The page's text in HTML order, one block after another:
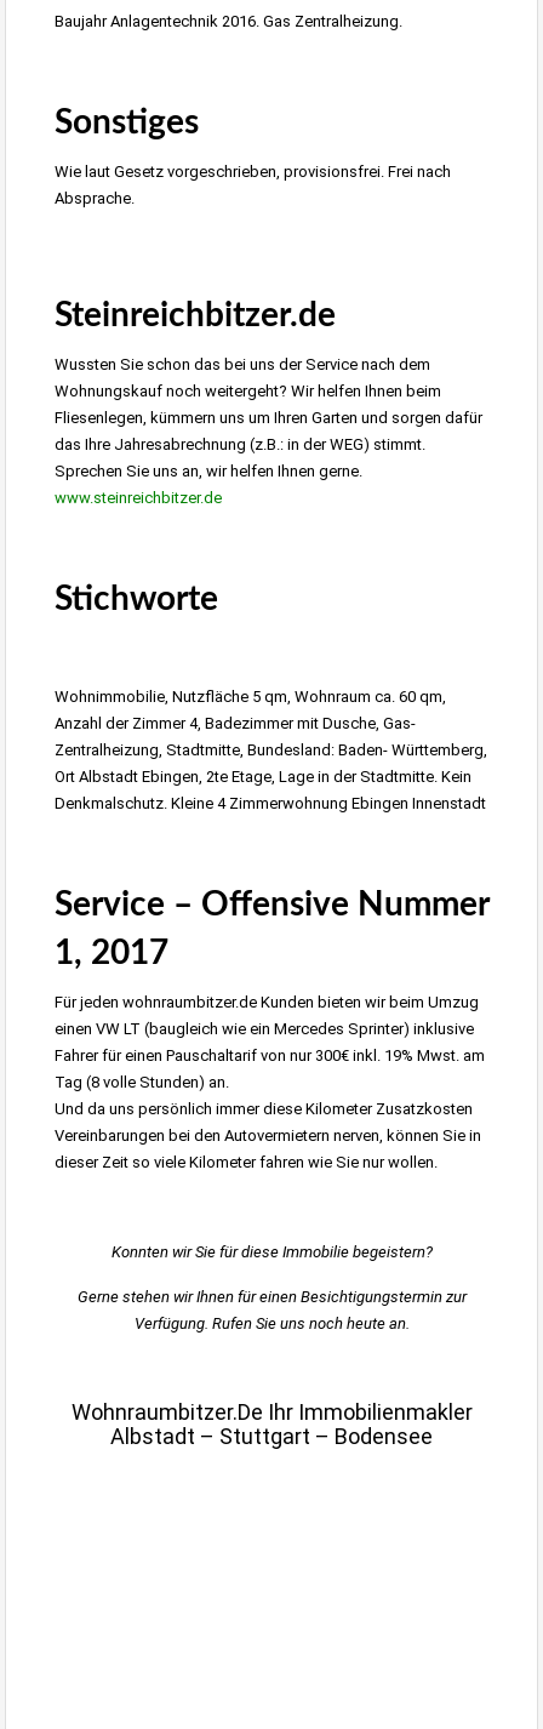
Baujahr Anlagentechnik 2016. Gas Zentralheizung.
Sonstiges
Wie laut Gesetz vorgeschrieben, provisionsfrei. Frei nach
Absprache.
Steinreichbitzer.de
Wussten Sie schon das bei uns der Service nach dem
Wohnungskauf noch weitergeht? Wir helfen Ihnen beim
Fliesenlegen, kümmern uns um Ihren Garten und sorgen dafür
das Ihre Jahresabrechnung (z.B.: in der WEG) stimmt.
Sprechen Sie uns an, wir helfen Ihnen gerne.
www.steinreichbitzer.de
Stichworte
Wohnimmobilie, Nutzfläche 5 qm, Wohnraum ca. 60 qm,
Anzahl der Zimmer 4, Badezimmer mit Dusche, Gas-
Zentralheizung, Stadtmitte, Bundesland: Baden- Württemberg,
Ort Albstadt Ebingen, 2te Etage, Lage in der Stadtmitte. Kein
Denkmalschutz. Kleine 4 Zimmerwohnung Ebingen Innenstadt
Service – Offensive Nummer
1, 2017
Für jeden wohnraumbitzer.de Kunden bieten wir beim Umzug
einen VW LT (baugleich wie ein Mercedes Sprinter) inklusive
Fahrer für einen Pauschaltarif von nur 300€ inkl. 19% Mwst. am
Tag (8 volle Stunden) an.
Und da uns persönlich immer diese Kilometer Zusatzkosten
Vereinbarungen bei den Autovermietern nerven, können Sie in
dieser Zeit so viele Kilometer fahren wie Sie nur wollen.
Konnten wir Sie für diese Immobilie begeistern?
Gerne stehen wir Ihnen für einen Besichtigungstermin zur
Verfügung. Rufen Sie uns noch heute an.
Wohnraumbitzer.de Ihr Immobilienmakler
Albstadt – Stuttgart – Bodensee